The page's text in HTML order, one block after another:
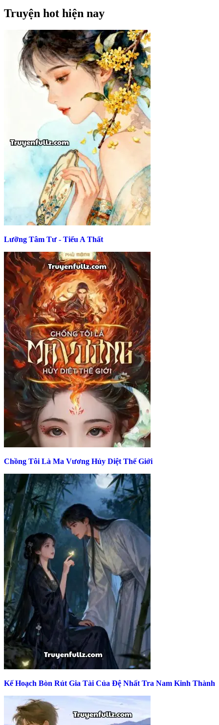
Truyện hot hiện nay
Lưỡng Tâm Tư - Tiểu A Thất
Chồng Tôi Là Ma Vương Hủy Diệt Thế Giới
Kế Hoạch Bòn Rút Gia Tài Của Đệ Nhất Tra Nam Kinh Thành